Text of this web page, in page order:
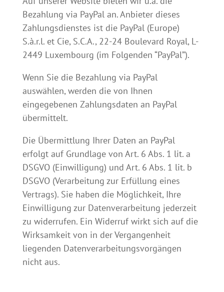
Bezahlung via PayPal an. Anbieter dieses
Zahlungsdienstes ist die PayPal (Europe)
S.à.r.l. et Cie, S.C.A., 22-24 Boulevard Royal, L-
2449 Luxembourg (im Folgenden “PayPal”).
Wenn Sie die Bezahlung via PayPal
auswählen, werden die von Ihnen
eingegebenen Zahlungsdaten an PayPal
übermittelt.
Die Übermittlung Ihrer Daten an PayPal
erfolgt auf Grundlage von Art. 6 Abs. 1 lit. a
DSGVO (Einwilligung) und Art. 6 Abs. 1 lit. b
DSGVO (Verarbeitung zur Erfüllung eines
Vertrags). Sie haben die Möglichkeit, Ihre
Einwilligung zur Datenverarbeitung jederzeit
zu widerrufen. Ein Widerruf wirkt sich auf die
Wirksamkeit von in der Vergangenheit
liegenden Datenverarbeitungsvorgängen
nicht aus.